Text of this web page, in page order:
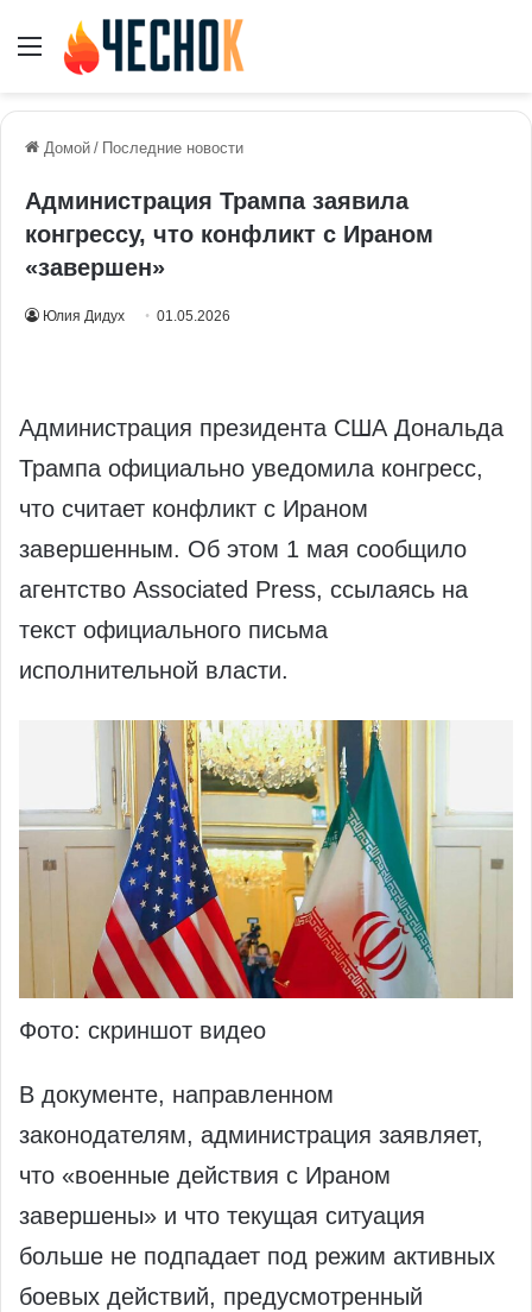
Меню
Домой / Последние новости
Администрация Трампа заявила
конгрессу, что конфликт с Ираном
«завершен»
Юлия Дидух 01.05.2026
Администрация президента США Дональда
Трампа официально уведомила конгресс,
что считает конфликт с Ираном
завершенным. Об этом 1 мая сообщило
агентство Associated Press, ссылаясь на
текст официального письма
исполнительной власти.
Фото: скриншот видео
В документе, направленном
законодателям, администрация заявляет,
что «военные действия с Ираном
завершены» и что текущая ситуация
больше не подпадает под режим активных
боевых действий, предусмотренный